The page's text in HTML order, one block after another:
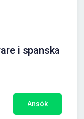
i spanska
Ansök